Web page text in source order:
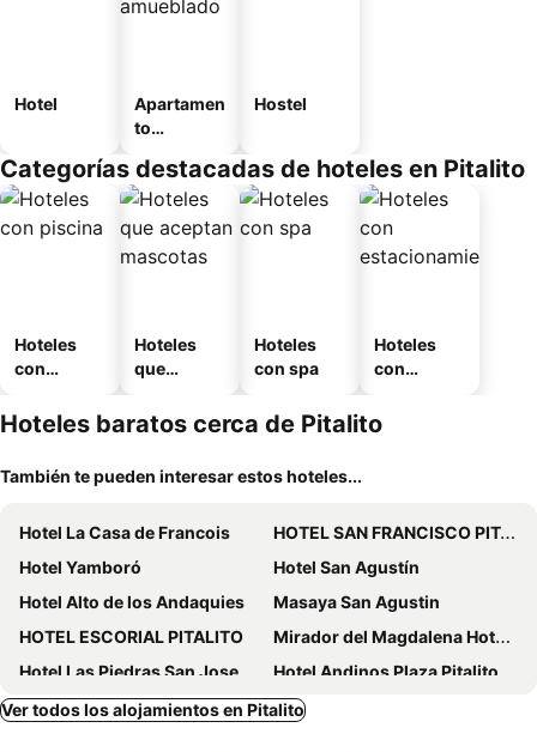
Hotel
Apartamen
to
o
Hostel
Categorías destacadas de hoteles en Pitalito
Hoteles
con
Hoteles
que
mascotas
Hoteles
con spa
Hoteles
con
miento
Hoteles baratos cerca de Pitalito
También te pueden interesar estos hoteles...
Hotel La Casa de Francois
HOTEL SAN FRANCISCO PITALITO
Hotel Yamboró
Hotel San Agustín
Hotel Alto de los Andaquies
Masaya San Agustin
HOTEL ESCORIAL PITALITO
Mirador del Magdalena Hotel y Glamping
Hotel Las Piedras San Jose
Hotel Andinos Plaza Pitalito
San Agustin Internacional Hotel
Samalá Casa Hotel
Ver todos los alojamientos en Pitalito